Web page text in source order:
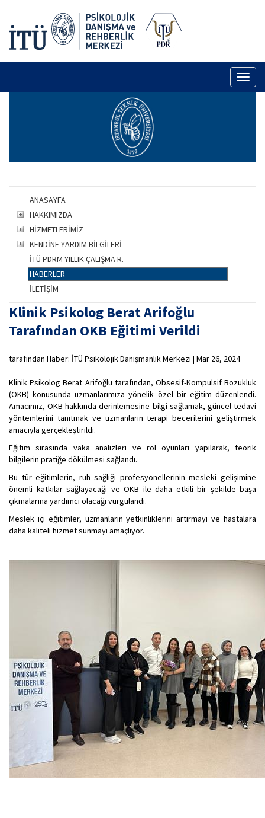
ANASAYFA
HAKKIMIZDA
HİZMETLERİMİZ
KENDİNE YARDIM BİLGİLERİ
İTÜ PDRM YILLIK ÇALIŞMA R.
HABERLER
İLETİŞİM
Klinik Psikolog Berat Arifoğlu
Tarafından OKB Eğitimi Verildi
tarafından Haber: İTÜ Psikolojik Danışmanlık Merkezi | Mar 26, 2024
Klinik Psikolog Berat Arifoğlu tarafından, Obsesif-Kompulsif Bozukluk
(OKB) konusunda uzmanlarımıza yönelik özel bir eğitim düzenlendi.
Amacımız, OKB hakkında derinlemesine bilgi sağlamak, güncel tedavi
yöntemlerini tanıtmak ve uzmanların terapi becerilerini geliştirmek
amacıyla gerçekleştirildi.
Eğitim sırasında vaka analizleri ve rol oyunları yapılarak, teorik
bilgilerin pratiğe dökülmesi sağlandı.
Bu tür eğitimlerin, ruh sağlığı profesyonellerinin mesleki gelişimine
önemli katkılar sağlayacağı ve OKB ile daha etkili bir şekilde başa
çıkmalarına yardımcı olacağı vurgulandı.
Meslek içi eğitimler, uzmanların yetkinliklerini artırmayı ve hastalara
daha kaliteli hizmet sunmayı amaçlıyor.